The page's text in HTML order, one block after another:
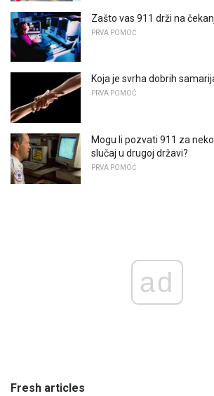
Zašto vas 911 drži na
PRVA POMOĆ
Koja je svrha dobrih
PRVA POMOĆ
Mogu li pozvati 911 za
slučaj u drugoj državi?
PRVA POMOĆ
ad
Fresh articles